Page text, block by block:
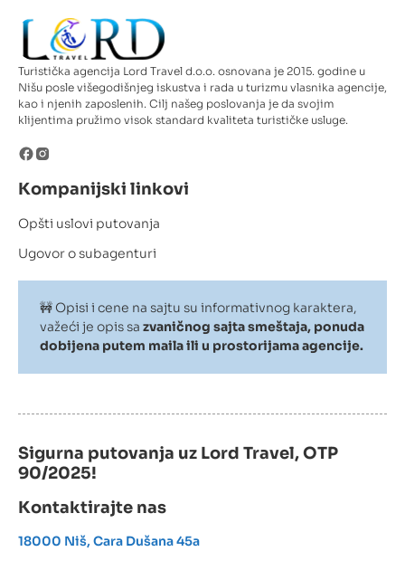
Turistička agencija Lord Travel d.o.o. osnovana je 2015. godine u
Nišu posle višegodišnjeg iskustva i rada u turizmu vlasnika agencije,
kao i njenih zaposlenih. Cilj našeg poslovanja je da svojim
klijentima pružimo visok standard kvaliteta turističke usluge.
Kompanijski linkovi
Opšti uslovi putovanja
Ugovor o subagenturi
🚧 Opisi i cene na sajtu su informativnog karaktera,
važeći je opis sa zvaničnog sajta smeštaja, ponuda
dobijena putem maila ili u prostorijama agencije.
Sigurna putovanja uz Lord Travel, OTP
90/2025!
Kontaktirajte nas
18000 Niš, Cara Dušana 45a